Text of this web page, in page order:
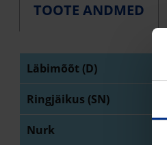
TOOTE ANDMED
Läbimõõt (D)
Ringjäikus (SN)
Nurk